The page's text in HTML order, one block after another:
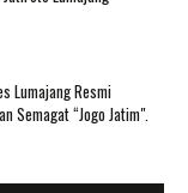
Lumajang Resmi
Semagat “Jogo Jatim".